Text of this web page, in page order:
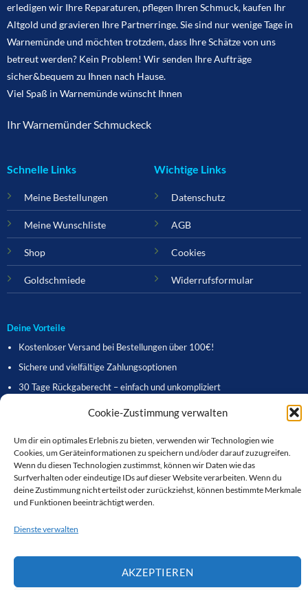
Cookie-Zustimmung verwalten
Um dir ein optimales Erlebnis zu bieten, verwenden wir Technologien wie
Cookies, um Geräteinformationen zu speichern und/oder darauf zuzugreifen.
Wenn du diesen Technologien zustimmst, können wir Daten wie das
Surfverhalten oder eindeutige IDs auf dieser Website verarbeiten. Wenn du
deine Zustimmung nicht erteilst oder zurückziehst, können bestimmte Merkmale
und Funktionen beeinträchtigt werden.
Dienste verwalten
AKZEPTIEREN
erledigen wir Ihre Reparaturen, pflegen Ihren Schmuck, kaufen Ihr
Altgold und gravieren Ihre Partnerringe. Sie sind nur wenige Tage in
Warnemünde und möchten trotzdem, dass Ihre Schätze von uns
betreut werden? Kein Problem! Wir senden Ihre Aufträge
sicher&bequem zu Ihnen nach Hause.
Viel Spaß in Warnemünde wünscht Ihnen
Ihr Warnemünder Schmuckeck
Schnelle Links
Meine Bestellungen
Meine Wunschliste
Shop
Goldschmiede
Wichtige Links
Datenschutz
AGB
Cookies
Widerrufsformular
Deine Vorteile
Kostenloser Versand bei Bestellungen über 100€!
Sichere und vielfältige Zahlungsoptionen
30 Tage Rückgaberecht – einfach und unkompliziert
Freundlicher Kundenservice – wir sind für Sie da!
Schnelle Lieferzeiten – direkt zu Ihnen nach Hause
Kostenloser Geschenkverpackungsservice
Einfach zu navigierende Website für ein stressfreies Einkaufserlebnis
WHATSAPP
Pay